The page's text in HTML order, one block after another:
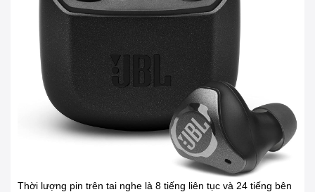
Thời lượng pin trên tai nghe là 8 tiếng liên tục và 24 tiếng bên